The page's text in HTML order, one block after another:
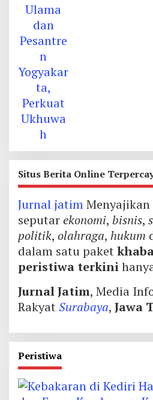
Situs Berita Online
Jurnal jatim
seputarekonomi, bisnis,
politik, olahraga, hukum
dalam satu paket
peristiwa terkini
Jurnal Jatim, Media
RakyatSurabaya, Jawa
Peristiwa